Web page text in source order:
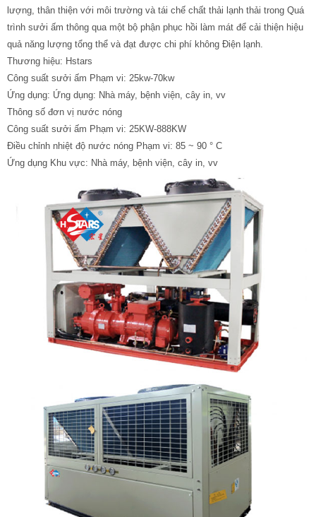
lượng, thân thiện với môi trường và tái chế chất thải lạnh thải trong Quá
trình sưởi ấm thông qua một bộ phận phục hồi làm mát để cải thiện hiệu
quả năng lượng tổng thể và đạt được chi phí không Điện lạnh.
Thương hiệu: Hstars
Công suất sưởi ấm Phạm vi: 25kw-70kw
Ứng dụng: Ứng dụng: Nhà máy, bệnh viện, cây in, vv
Thông số đơn vị nước nóng
Công suất sưởi ấm Phạm vi: 25KW-888KW
Điều chỉnh nhiệt độ nước nóng Phạm vi: 85 ~ 90 ° C
Ứng dụng Khu vực: Nhà máy, bệnh viện, cây in, vv